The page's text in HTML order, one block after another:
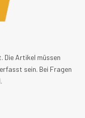
Die Artikel müssen
sein. Bei Fragen